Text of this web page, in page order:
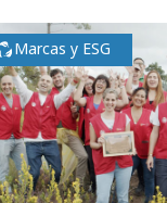
Marcas y ESG